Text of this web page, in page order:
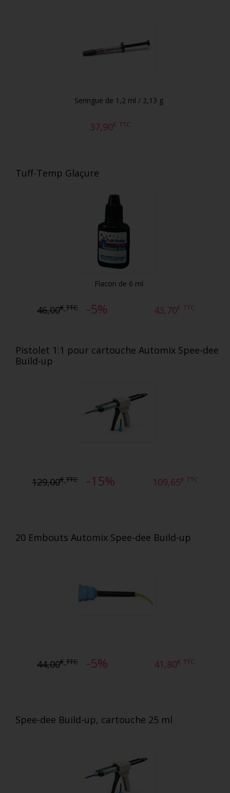
Seringue de 1,2 ml / 2,13 g
37,90€ TTC
Tuff-Temp Glaçure
Flacon de 6 ml
46,00€ TTC -5% 43,70€ TTC
Pistolet 1:1 pour cartouche Automix Spee-dee
Build-up
129,00€ TTC -15% 109,65€ TTC
20 Embouts Automix Spee-dee Build-up
44,00€ TTC -5% 41,80€ TTC
Spee-dee Build-up, cartouche 25 ml